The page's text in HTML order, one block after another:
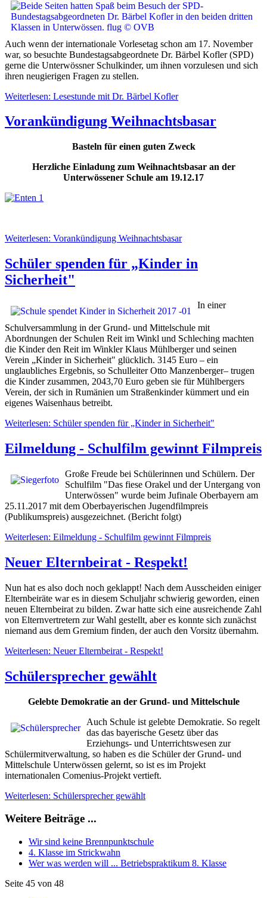
Auch wenn der internationale Vorlesetag schon am 17. November
war, so besuchte Bundestagsabgeordnete Dr. Bärbel Kofler (SPD)
gerne die Unterwössner Schulkinder, um ihnen vorzulesen und sich
ihren neugierigen Fragen zu stellen.
Weiterlesen: Lesestunde mit Dr. Bärbel Kofler
Vorankündigung Weihnachtsbasar
Basteln für einen guten Zweck
Herzliche Einladung zum Weihnachtsbasar an der
Unterwössener Schule am 19.12.17
Weiterlesen: Vorankündigung Weihnachtsbasar
Schüler spenden für „Kinder in
Sicherheit"
In einer
Schulversammlung in der Grund- und Mittelschule mit
Abordnungen der Schulen Reit im Winkl und Schleching machten
die Kinder den Reit im Winkler Klaus Mühlberger und seinen
Verein „Kinder in Sicherheit" glücklich. 3145 Euro – ein
unglaubliches Ergebnis, so Schulleiter Otto Manzenberger– trugen
die Kinder zusammen, 2043,70 Euro geben sie für Mühlbergers
Verein, der sich in Rumänien um Straßenkinder kümmert und ein
eigenes Waisenhaus betreibt.
Weiterlesen: Schüler spenden für „Kinder in Sicherheit"
Eilmeldung - Schulfilm gewinnt Filmpreis
Große Freude bei Schülerinnen und Schülern. Der
Schulfilm "Das fiese Orakel und der Untergang von
Unterwössen" wurde beim Jufinale Oberbayern am
25.11.2017 mit dem Oberbayerischen Jugendfilmpreis
(Publikumspreis) ausgezeichnet. (Bericht folgt)
Weiterlesen: Eilmeldung - Schulfilm gewinnt Filmpreis
Neuer Elternbeirat - Respekt!
Nun hat es also doch noch geklappt! Nach dem Ausscheiden einiger
Elternbeiräte war es in diesem Schuljahr schwierig geworden, einen
neuen Elternbeirat zu bilden. Zwar hatte sich eine ausreichende Zahl
von Elternvertretern zur Wahl gestellt, aber es konnte sich zunächst
niemand aus dem Gremium finden, der auch den Vorsitz übernahm.
Weiterlesen: Neuer Elternbeirat - Respekt!
Schülersprecher gewählt
Gelebte Demokratie an der Grund- und Mittelschule
Auch Schule ist gelebte Demokratie. So regelt
das das bayerische Gesetz über das
Erziehungs- und Unterrichtswesen zur
Schülermitverwaltung, so haben es die Schüler der Grund- und
Mittelschule Unterwössen gelernt, so ist es im Projekt
internationalen Comenius-Projekt vertieft.
Weiterlesen: Schülersprecher gewählt
Weitere Beiträge ...
Wir sind keine Brennpunktschule
4. Klasse im Strickwahn
Wer was werden will ... Betriebspraktikum 8. Klasse
Seite 45 von 48